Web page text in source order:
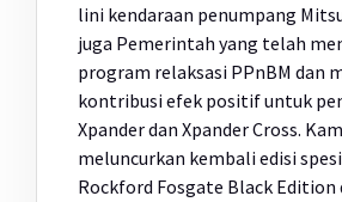
lini kendaraan penumpang
juga Pemerintah yang telah
program relaksasi PPnBM dan
kontribusi efek positif untuk
Xpander dan Xpander Cross.
meluncurkan kembali edisi
Rockford Fosgate Black Edition